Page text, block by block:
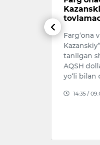
Farg‘ona
tanilgan
AQSH
yo‘li bilan
14:35 /